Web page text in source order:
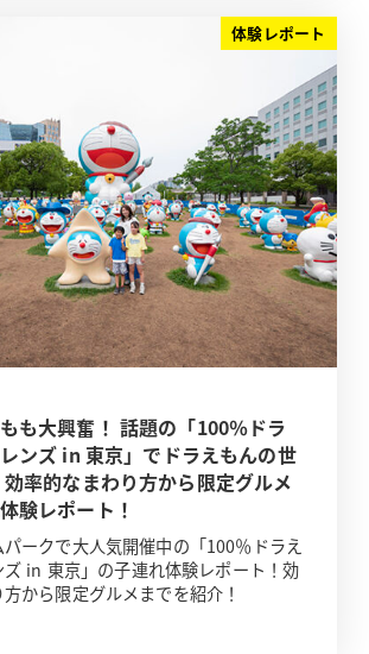
体験レポート
も大興奮！ 話題の「100％ドラ
ンズ in 東京」でドラえもんの世
率的なまわり方から限定グルメ
験レポート！
ークで大人気開催中の「100％ドラえ
ズ in 東京」の子連れ体験レポート！効
から限定グルメまでを紹介！